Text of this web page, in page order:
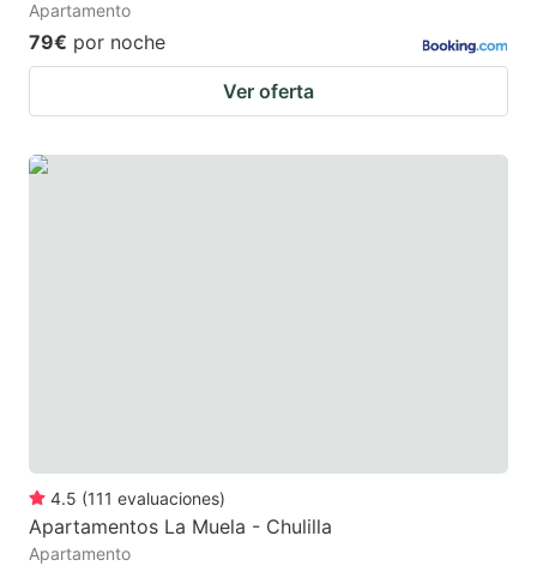
Apartamento
79€ por noche
Ver oferta
4.5 (111 evaluaciones)
Apartamentos La Muela - Chulilla
Apartamento